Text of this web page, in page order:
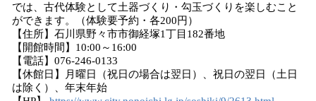
では、古代体験として土器づくり・勾玉づくりを楽しむこと
ができます。（体験要予約・各200円）
【住所】石川県野々市市御経塚1丁目182番地
【開館時間】10:00～16:00
【電話】076-246-0133
【休館日】月曜日（祝日の場合は翌日）、祝日の翌日（土日
は除く）、年末年始